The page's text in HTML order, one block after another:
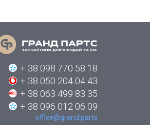
+ 38 098 770 58 18
+ 38 050 204 04 43
+ 38 063 499 83 35
+ 38 096 012 06 09
office@grand.parts